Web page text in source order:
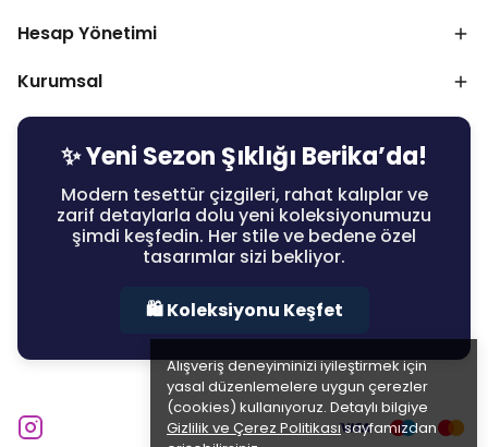
Alışveriş deneyiminizi iyileştirmek için
yasal düzenlemelere uygun çerezler
(cookies) kullanıyoruz. Detaylı bilgiye
Gizlilik ve Çerez Politikasısayfamızdan
Hesap Yönetimi
Kurumsal
✨ Yeni Sezon Şıklığı Berika’da!
Modern tesettür çizgileri, rahat kalıplar ve
zarif detaylarla dolu yeni koleksiyonumuzu
şimdi keşfedin. Her stile ve bedene özel
tasarımlar sizi bekliyor.
🛍️ Koleksiyonu Keşfet